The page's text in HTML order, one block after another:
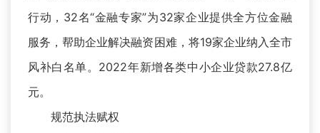
行动，32名“金融专家”为32家企业提供全方位金融
服务，帮助企业解决融资困难，将19家企业纳入全市
风补白名单。2022年新增各类中小企业贷款27.8亿
元。
规范执法赋权